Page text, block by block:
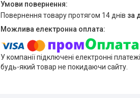
повернення товару протягом 14 днів за
У компанії підключені електронні
будь-який товар не покидаючи сайту.